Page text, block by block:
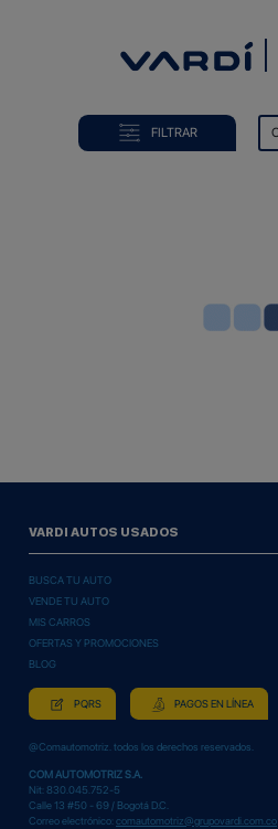
VENDE FILTRAR
VARDI AUTOS USADOS
BUSCA TU AUTO
VENDE TU AUTO
MIS CARROS
OFERTAS Y PROMOCIONES
BLOG
PQRS PAGOS EN LÍNEA
@Comautomotriz. todos los derechos reservados.
COM AUTOMOTRIZ S.A.
Nit: 830.045.752-5
Calle 13 #50 - 69 / Bogotá D.C.
Correo electrónico: comautomotriz@grupovardi.com.co